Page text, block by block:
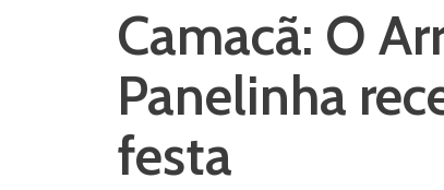
Camacã: O
Panelinha
festa